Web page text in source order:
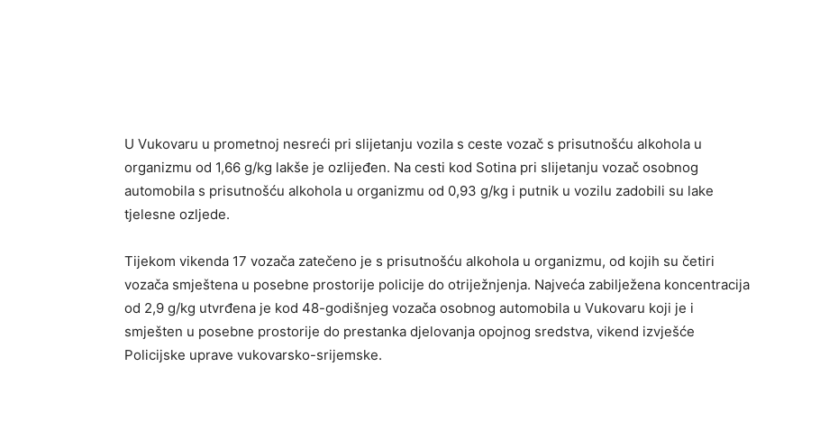
U Vukovaru u prometnoj nesreći pri slijetanju vozila s ceste vozač s prisutnošću alkohola u
organizmu od 1,66 g/kg lakše je ozlijeđen. Na cesti kod Sotina pri slijetanju vozač osobnog
automobila s prisutnošću alkohola u organizmu od 0,93 g/kg i putnik u vozilu zadobili su lake
tjelesne ozljede.
Tijekom vikenda 17 vozača zatečeno je s prisutnošću alkohola u organizmu, od kojih su četiri
vozača smještena u posebne prostorije policije do otriježnjenja. Najveća zabilježena koncentracija
od 2,9 g/kg utvrđena je kod 48-godišnjeg vozača osobnog automobila u Vukovaru koji je i
smješten u posebne prostorije do prestanka djelovanja opojnog sredstva, vikend izvješće
Policijske uprave vukovarsko-srijemske.